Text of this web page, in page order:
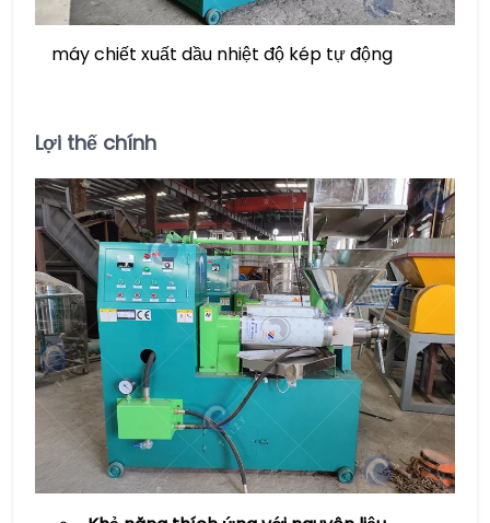
máy chiết xuất dầu nhiệt độ kép tự động
Lợi thế chính